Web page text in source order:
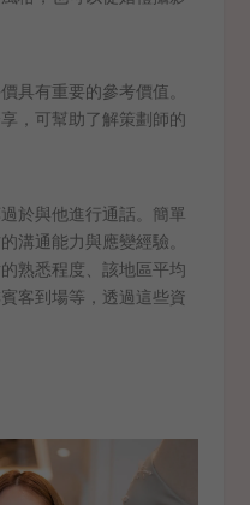
具有重要的參考價值。
，可幫助了解策劃師的
於與他進行通話。簡單
溝通能力與應變經驗。
熟悉程度、該地區平均
客到場等，透過這些資